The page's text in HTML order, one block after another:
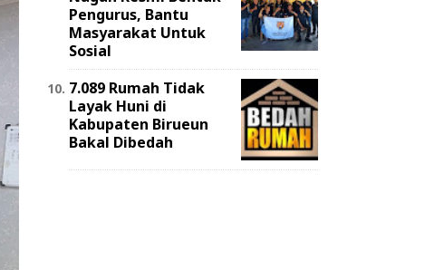
Pengurus, Bantu
Masyarakat Untuk
Sosial
7.089 Rumah Tidak
Layak Huni di
Kabupaten Birueun
Bakal Dibedah